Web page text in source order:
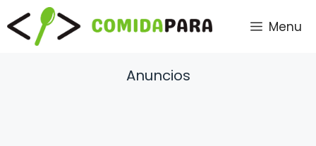
Saltar
al
contenido
Menu
Anuncios